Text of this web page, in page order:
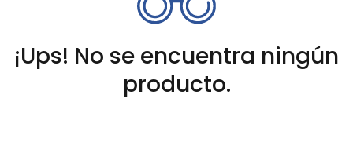
¡Ups! No se encuentra ningún
producto.